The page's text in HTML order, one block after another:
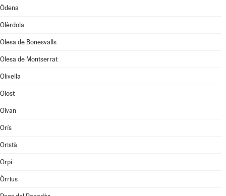
Òdena
Olèrdola
Olesa de Bonesvalls
Olesa de Montserrat
Olivella
Olost
Olvan
Orís
Oristà
Orpí
Òrrius